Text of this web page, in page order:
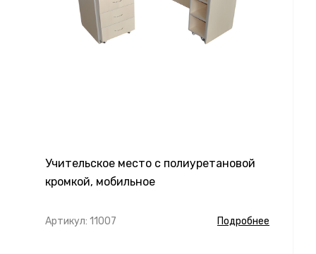
Учительское место с полиуретановой
кромкой, мобильное
Артикул: 11007 Подробнее